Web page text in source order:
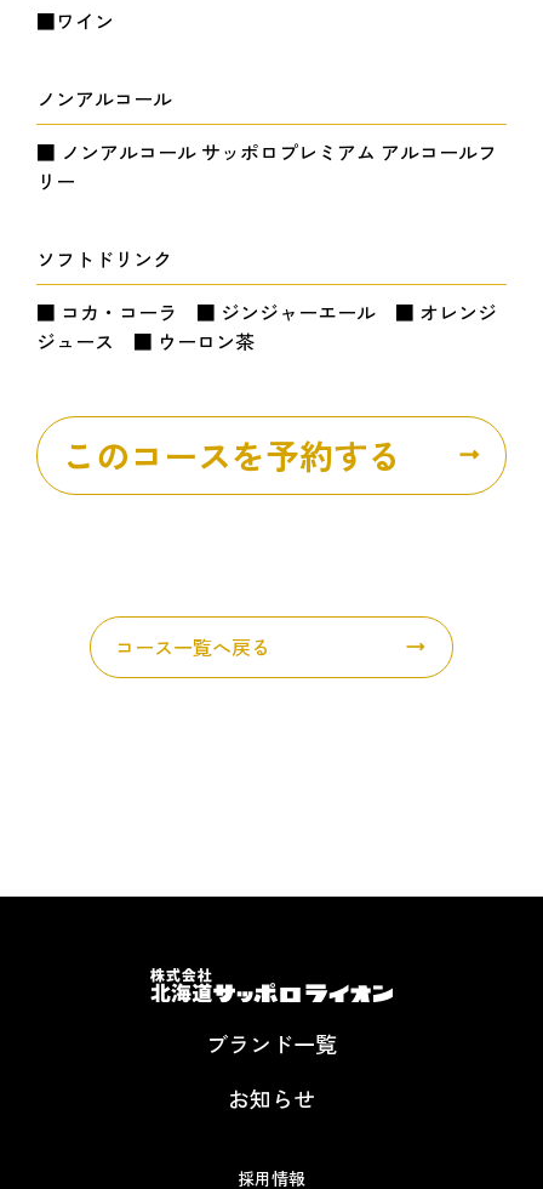
■ワイン
ノンアルコール
■ ノンアルコール サッポロプレミアム アルコールフ
リー
ソフトドリンク
■ コカ・コーラ ■ ジンジャーエール ■ オレンジ
ジュース ■ ウーロン茶
このコースを予約する
コース一覧へ戻る
ブランド一覧
お知らせ
採用情報